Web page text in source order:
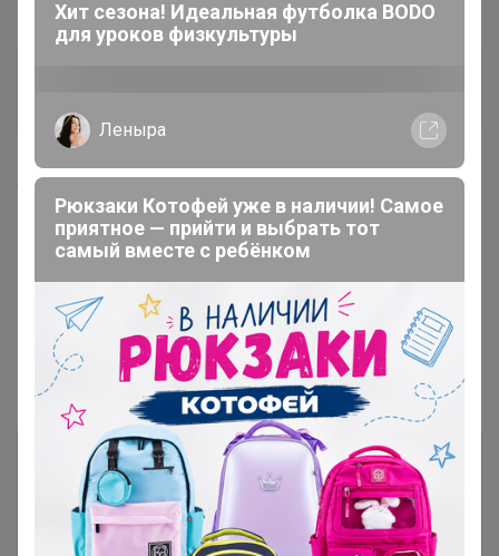
2 февраля, 2023 17:03
Бонифаций, здравствуйте! Когда ждать в ЦР?
1 2
Показаны записи1-10из 12.
Хит сезона! Идеальная футболка BODO
для уроков физкультуры
Леныра
Рюкзаки Котофей уже в наличии! Самое
приятное — прийти и выбрать тот
самый вместе с ребёнком